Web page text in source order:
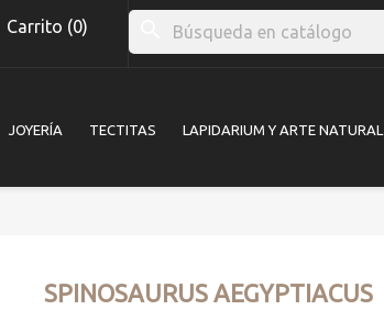
Carrito (0)
JOYERÍA TECTITAS LAPIDARIUM Y ARTE NATURAL
SPINOSAURUS AEGYPTIACUS